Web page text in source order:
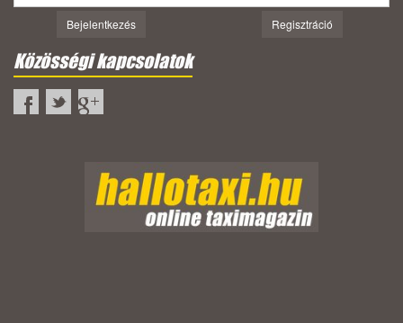
Bejelentkezés Regisztráció
Közösségi kapcsolatok